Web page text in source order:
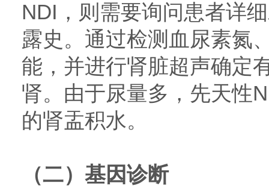
NDI，则需要询问患者详
露史。通过检测血尿素氮
能，并进行肾脏超声确定
肾。由于尿量多，先天性
的肾盂积水。
（二）基因诊断